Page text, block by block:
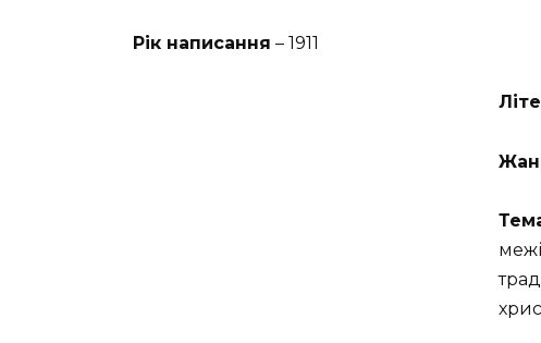
Рік написання – 1911